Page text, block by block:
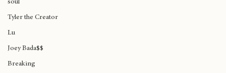
soul
Tyler the Creator
Lu
Joey Bada$$